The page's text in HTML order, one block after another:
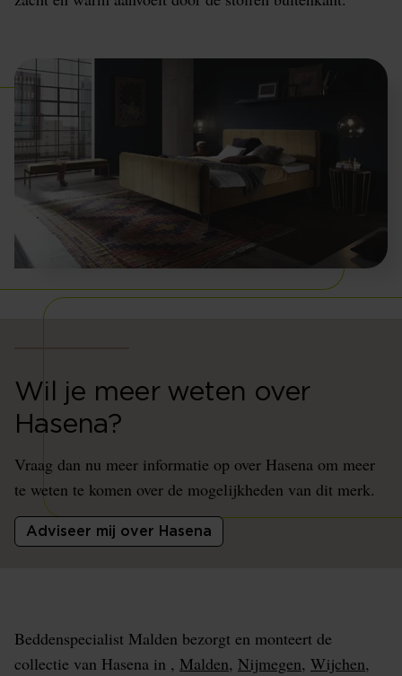
Wil je meer weten over
Hasena?
Vraag dan nu meer informatie op over Hasena om meer
te weten te komen over de mogelijkheden van dit merk.
Adviseer mij over Hasena
Beddenspecialist Malden bezorgt en monteert de
collectie van Hasena in , Malden, Nijmegen, Wijchen,